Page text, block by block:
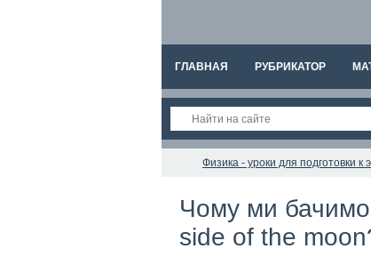
ГЛАВНАЯ РУБРИКАТОР
Физика - уроки для подготовки
Чому ми бачимо
side of the